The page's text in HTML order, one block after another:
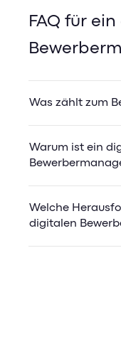
FAQ für
Was zählt zum
Warum ist ein
Welche
digitalen